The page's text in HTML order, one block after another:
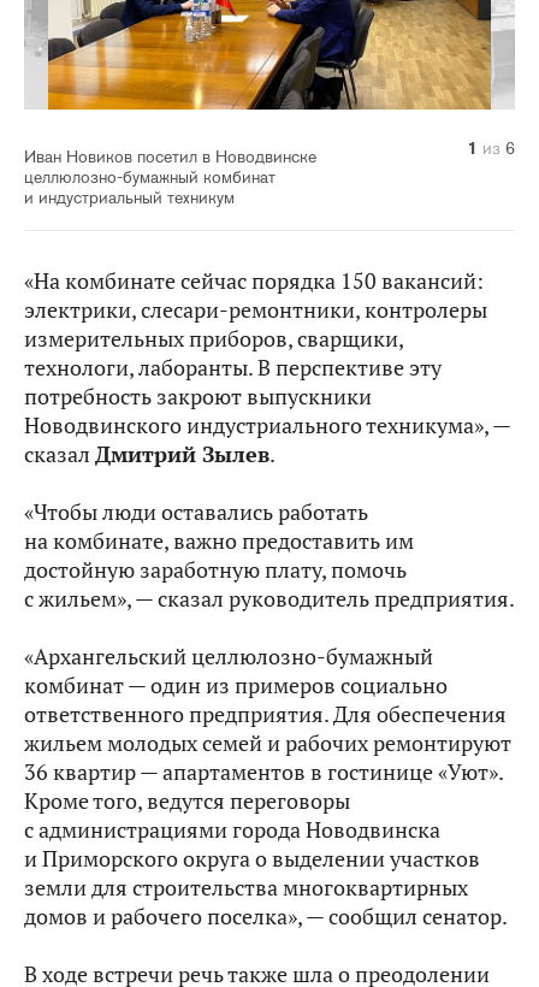
Иван Новиков посетил в Новодвинске
целлюлозно-бумажный комбинат
и индустриальный техникум
1 из 6
2 из 6
3 из 6
4 из 6
5 из 6
6 из 6
«На комбинате сейчас порядка 150 вакансий:
электрики, слесари-ремонтники, контролеры
измерительных приборов, сварщики,
технологи, лаборанты. В перспективе эту
потребность закроют выпускники
Новодвинского индустриального техникума», —
сказал Дмитрий Зылев.
«Чтобы люди оставались работать
на комбинате, важно предоставить им
достойную заработную плату, помочь
с жильем», — сказал руководитель предприятия.
«Архангельский целлюлозно-бумажный
комбинат — один из примеров социально
ответственного предприятия. Для обеспечения
жильем молодых семей и рабочих ремонтируют
36 квартир — апартаментов в гостинице «Уют».
Кроме того, ведутся переговоры
с администрациями города Новодвинска
и Приморского округа о выделении участков
земли для строительства многоквартирных
домов и рабочего поселка», — сообщил сенатор.
В ходе встречи речь также шла о преодолении